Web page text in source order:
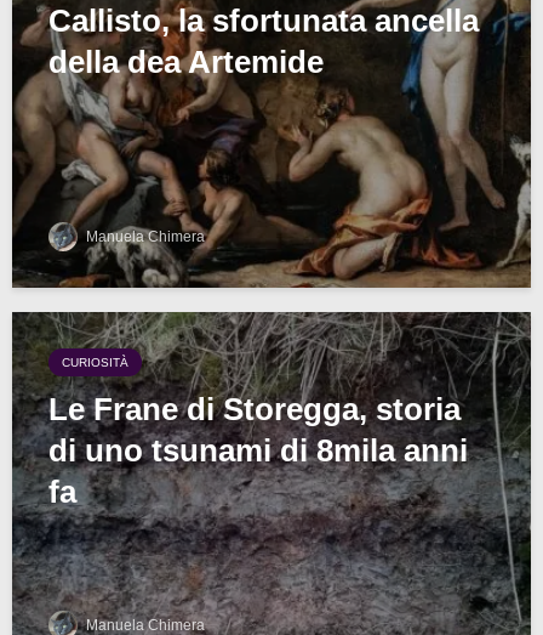
Callisto, la sfortunata ancella
della dea Artemide
Manuela Chimera
CURIOSITÀ
Le Frane di Storegga, storia
di uno tsunami di 8mila anni
fa
Manuela Chimera